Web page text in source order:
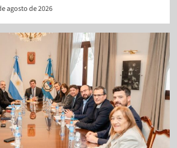
agosto de 2026